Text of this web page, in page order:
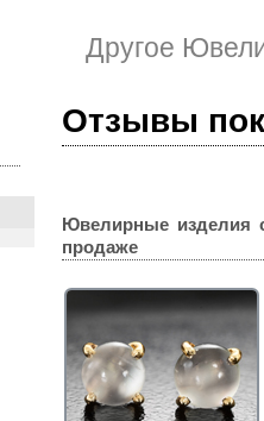
Другое
Отзывы
Ювелирные изделия
продаже